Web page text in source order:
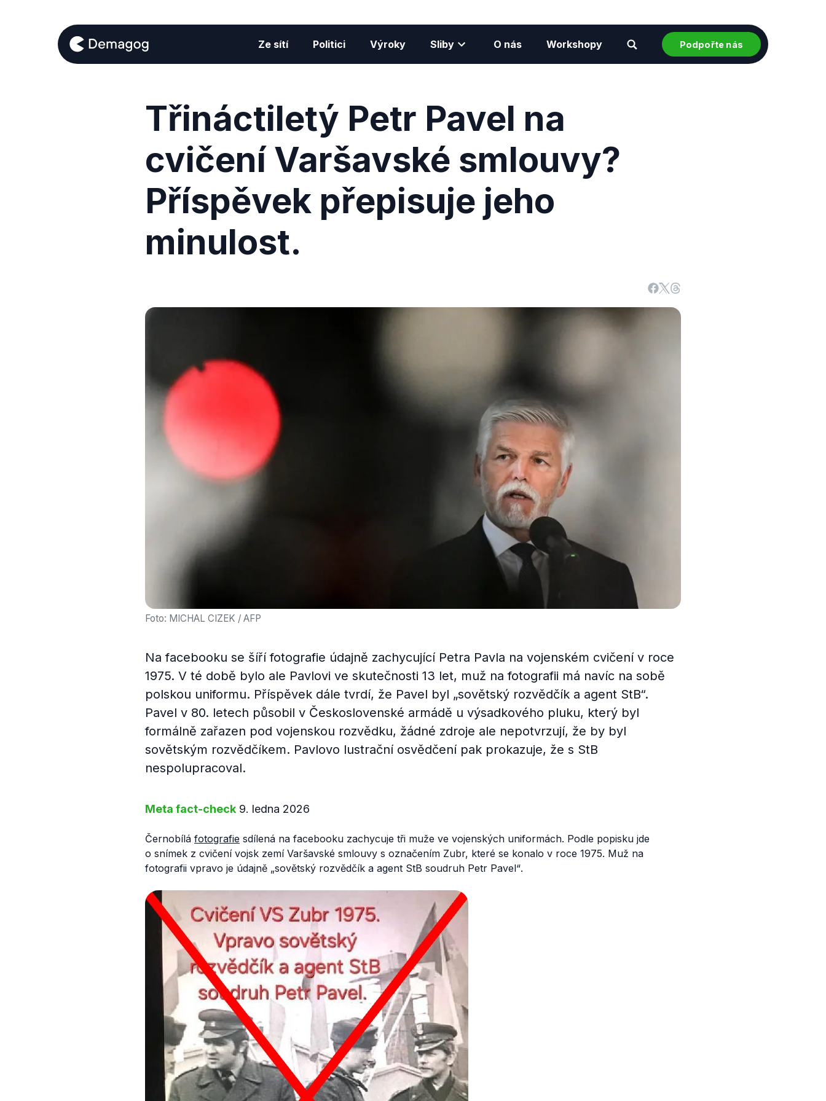
Ze sítí Politici Výroky Sliby O nás Workshopy Podpořte nás
Třináctiletý Petr Pavel na
cvičení Varšavské smlouvy?
Příspěvek přepisuje jeho
minulost.
Foto: MICHAL CIZEK / AFP
Na facebooku se šíří fotografie údajně zachycující Petra Pavla na vojenském cvičení v roce
1975. V té době bylo ale Pavlovi ve skutečnosti 13 let, muž na fotografii má navíc na sobě
polskou uniformu. Příspěvek dále tvrdí, že Pavel byl „sovětský rozvědčík a agent StB“.
Pavel v 80. letech působil v Československé armádě u výsadkového pluku, který byl
formálně zařazen pod vojenskou rozvědku, žádné zdroje ale nepotvrzují, že by byl
sovětským rozvědčíkem. Pavlovo lustrační osvědčení pak prokazuje, že s StB
nespolupracoval.
Meta fact-check 9. ledna 2026
Černobílá fotografie sdílená na facebooku zachycuje tři muže ve vojenských uniformách. Podle popisku jde
o snímek z cvičení vojsk zemí Varšavské smlouvy s označením Zubr, které se konalo v roce 1975. Muž na
fotografii vpravo je údajně „sovětský rozvědčík a agent StB soudruh Petr Pavel“.